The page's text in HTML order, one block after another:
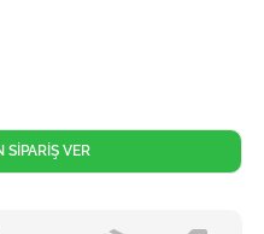
SİPARİŞ VER